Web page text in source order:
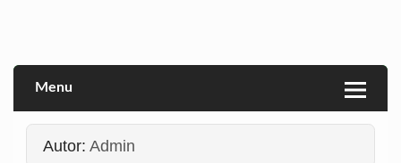
Menu
Autor:Admin